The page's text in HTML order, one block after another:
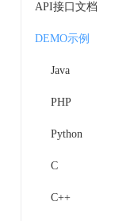
API接口文档
DEMO示例
Java
PHP
Python
C
C++